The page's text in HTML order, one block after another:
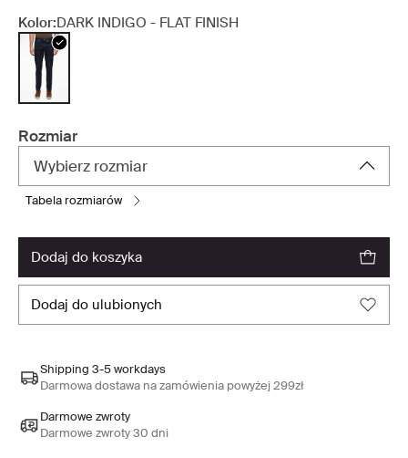
Kolor:DARK INDIGO - FLAT FINISH
Rozmiar
Wybierz rozmiar
tabela rozmiarów
dodaj do koszyka
dodaj do ulubionych
Shipping 3-5 workdays
Darmowa dostawa na zamówienia powyżej 299zł
Darmowe zwroty
Darmowe zwroty 30 dni